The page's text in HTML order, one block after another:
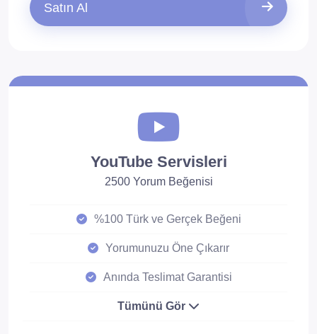
Satın Al
YouTube Servisleri
2500 Yorum Beğenisi
%100 Türk ve Gerçek Beğeni
Yorumunuzu Öne Çıkarır
Anında Teslimat Garantisi
Tümünü Gör